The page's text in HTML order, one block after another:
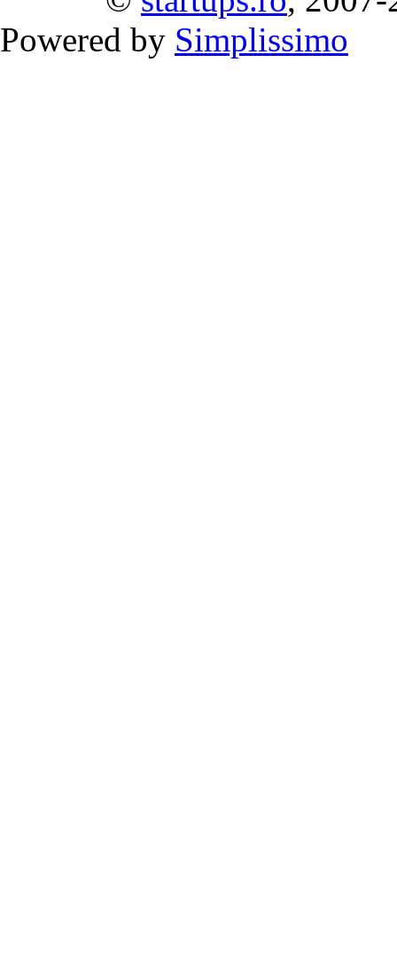
Powered by Simplissimo